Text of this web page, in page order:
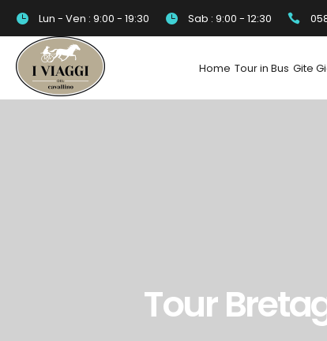
Lun - Ven : 9:00 - 19:30 Sab : 9:00 - 12:30
Home Tour in Bus Gite
Tour